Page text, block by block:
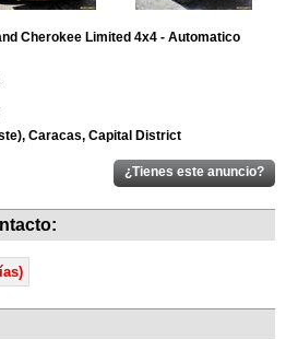
Cherokee Limited 4x4 - Automatico
Caracas, Capital District